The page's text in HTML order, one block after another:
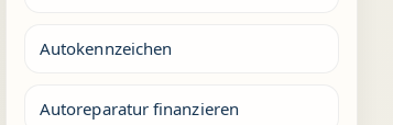
Autokennzeichen
Autoreparatur finanzieren